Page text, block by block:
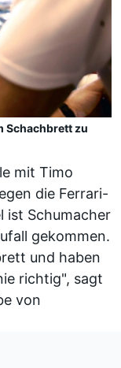
Schachbrett zu
mit Timo
die Ferrari-
ist Schumacher
gekommen.
und haben
richtig", sagt
von